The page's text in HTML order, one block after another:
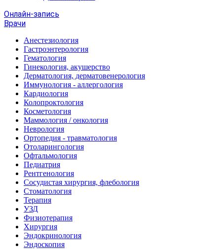
Онлайн-запись
Врачи
Анестезиология
Гастроэнтерология
Гематология
Гинекология, акушерство
Дерматология, дерматовенерология
Иммунология - аллергология
Кардиология
Колопроктология
Косметология
Маммология / онкология
Неврология
Ортопедия - травматология
Отоларингология
Офтальмология
Педиатрия
Рентгенология
Сосудистая хирургия, флебология
Стоматология
Терапия
УЗД
Физиотерапия
Хирургия
Эндокринология
Эндоскопия